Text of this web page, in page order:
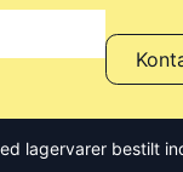
lagervarer bestilt